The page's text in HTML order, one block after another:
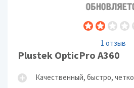
1 отзыв
Plustek OpticPro A360
Качественный, быстро, четко